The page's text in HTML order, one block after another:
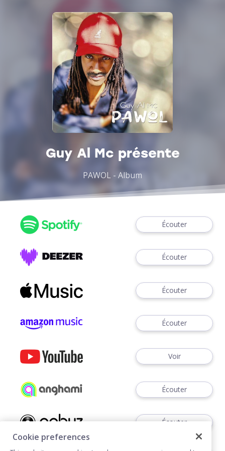
Guy Al Mc présente
PAWOL - Album
Écouter
Écouter
Écouter
Écouter
Voir
Écouter
Écouter
Cookie preferences